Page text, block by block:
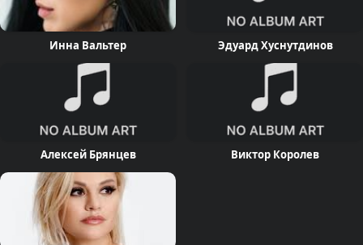
Инна Вальтер Эдуард Хуснутдинов
Алексей Брянцев Виктор Королев